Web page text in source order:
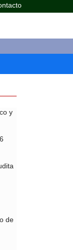
y
de